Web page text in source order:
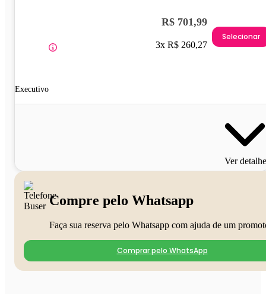
Executivo
R$ 701,99
3x R$ 260,27
Selecionar
Ver
Compre pelo Whatsapp
Faça sua reserva pelo Whatsapp com ajuda de um
Comprar pelo WhatsApp